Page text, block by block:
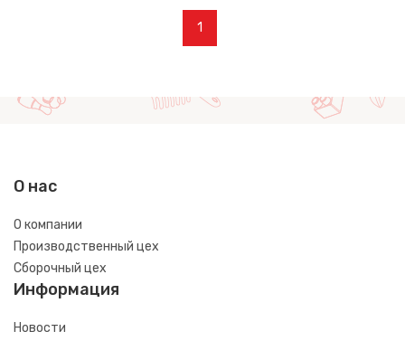
1
О нас
О компании
Производственный цех
Сборочный цех
Информация
Новости